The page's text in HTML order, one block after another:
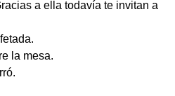
a ella todavía te invitan a
la mesa.